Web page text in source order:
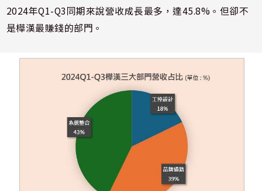
2024年Q1-Q3同期來說營收成長最多，達45.8%。但卻不
是樺漢最賺錢的部門。